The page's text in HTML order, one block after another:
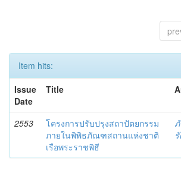
Item hits:
Issue
Date
Title
2553
โครงการปรับปรุงสถาปัตยกรรม
ภายในพิพิธภัณฑสถานแห่งชาติ
เรือพระราชพิธี